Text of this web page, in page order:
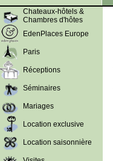
Chateaux-hôtels &
Chambres d'hôtes
EdenPlaces Europe
Paris
Réceptions
Séminaires
Mariages
Location exclusive
Location saisonnière